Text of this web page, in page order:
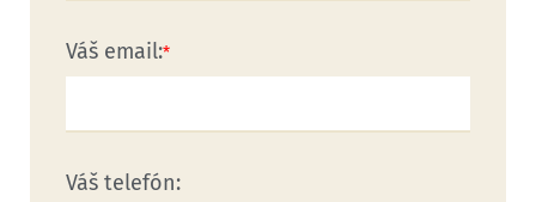
Váš email:
Váš telefón: